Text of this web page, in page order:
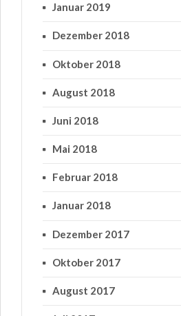
Januar 2019
Dezember 2018
Oktober 2018
August 2018
Juni 2018
Mai 2018
Februar 2018
Januar 2018
Dezember 2017
Oktober 2017
August 2017